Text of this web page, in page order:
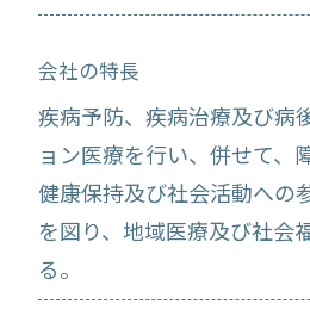
会社の特長
疾病予防、疾病治療及び病
ョン医療を行い、併せて、
健康保持及び社会活動への
を図り、地域医療及び社会
る。